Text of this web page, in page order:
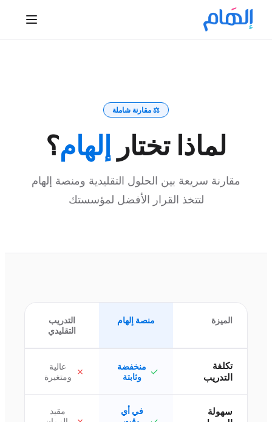
⚖️ مقارنة شاملة
لماذا تختار إلهام؟
مقارنة سريعة بين الحلول التقليدية ومنصة إلهام
لتتخذ القرار الأفضل لمؤسستك
الميزة منصة إلهام
التدريب
التقليدي
تكلفة
التدريب
✓ منخفضة
وثابتة
✗
عالية
ومتغيرة
سهولة
في أي
مقيد